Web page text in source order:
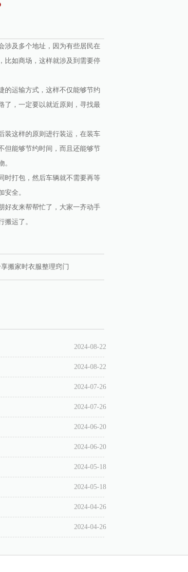
涉及多个地址，因为有些居民在
比如商场，这样就涉及到需要停
的运输方式，这样不仅能够节约
了，一定要以就近原则，寻找最
装这样的原则进行装运，在装车
但能够节约时间，而且还能够节
。
时打包，然后车辆就不需要再等
安全。
好友来帮帮忙了，大家一齐动手
搬运了。
搬家时衣服整理窍门
2024-08-22
2024-08-22
2024-07-26
2024-07-26
2024-06-20
2024-06-20
2024-05-18
2024-05-18
2024-04-26
2024-04-26